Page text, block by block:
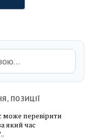
ПОЗИЦІЇ
може перевірити
який час